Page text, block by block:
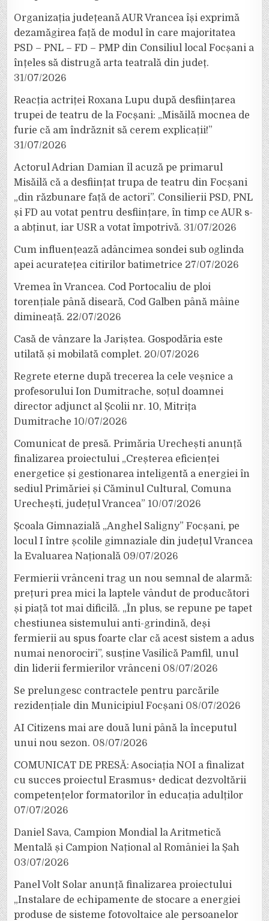
Organizația județeană AUR Vrancea își exprimă
dezamăgirea față de modul în care majoritatea
PSD – PNL – FD – PMP din Consiliul local Focșani a
înțeles să distrugă arta teatrală din județ.
31/07/2026
Reacția actriței Roxana Lupu după desființarea
trupei de teatru de la Focșani: „Misăilă mocnea de
furie că am îndrăznit să cerem explicații!”
31/07/2026
Actorul Adrian Damian îl acuză pe primarul
Misăilă că a desființat trupa de teatru din Focșani
„din răzbunare față de actori”. Consilierii PSD, PNL
și FD au votat pentru desființare, în timp ce AUR s-
a abținut, iar USR a votat împotrivă. 31/07/2026
Cum influențează adâncimea sondei sub oglinda
apei acuratețea citirilor batimetrice 27/07/2026
Vremea în Vrancea. Cod Portocaliu de ploi
torențiale până diseară, Cod Galben până mâine
dimineață. 22/07/2026
Casă de vânzare la Jariștea. Gospodăria este
utilată și mobilată complet. 20/07/2026
Regrete eterne după trecerea la cele veșnice a
profesorului Ion Dumitrache, soțul doamnei
director adjunct al Școlii nr. 10, Mitrița
Dumitrache 10/07/2026
Comunicat de presă. Primăria Urechești anunță
finalizarea proiectului „Creșterea eficienței
energetice și gestionarea inteligentă a energiei în
sediul Primăriei și Căminul Cultural, Comuna
Urechești, județul Vrancea” 10/07/2026
Școala Gimnazială „Anghel Saligny” Focșani, pe
locul I între școlile gimnaziale din județul Vrancea
la Evaluarea Națională 09/07/2026
Fermierii vrânceni trag un nou semnal de alarmă:
prețuri prea mici la laptele vândut de producători
și piață tot mai dificilă. „În plus, se repune pe tapet
chestiunea sistemului anti-grindină, deși
fermierii au spus foarte clar că acest sistem a adus
numai nenorociri”, susține Vasilică Pamfil, unul
din liderii fermierilor vrânceni 08/07/2026
Se prelungesc contractele pentru parcările
rezidențiale din Municipiul Focșani 08/07/2026
AI Citizens mai are două luni până la începutul
unui nou sezon. 08/07/2026
COMUNICAT DE PRESĂ: Asociația NOI a finalizat
cu succes proiectul Erasmus+ dedicat dezvoltării
competențelor formatorilor în educația adulților
07/07/2026
Daniel Sava, Campion Mondial la Aritmetică
Mentală și Campion Național al României la Șah
03/07/2026
Panel Volt Solar anunță finalizarea proiectului
„Instalare de echipamente de stocare a energiei
produse de sisteme fotovoltaice ale persoanelor